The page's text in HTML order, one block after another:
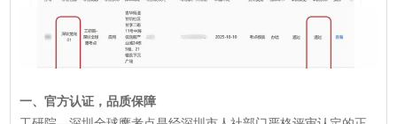
一、官方认证，品质保障